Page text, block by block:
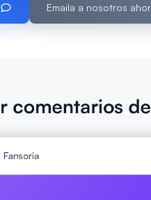
Emaila a nosotros